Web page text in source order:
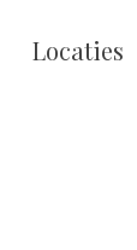
Locaties